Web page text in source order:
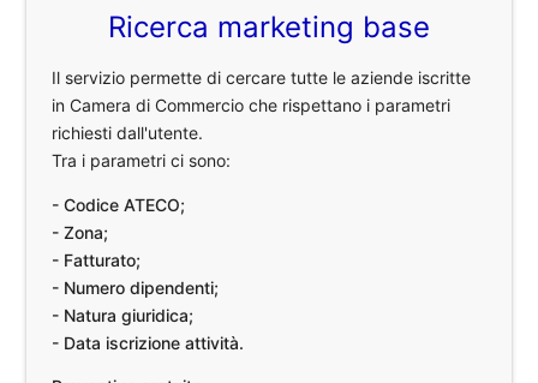
Ricerca marketing base
Il servizio permette di cercare tutte le aziende iscritte
in Camera di Commercio che rispettano i parametri
richiesti dall'utente.
Tra i parametri ci sono:
- Codice ATECO;
- Zona;
- Fatturato;
- Numero dipendenti;
- Natura giuridica;
- Data iscrizione attività.